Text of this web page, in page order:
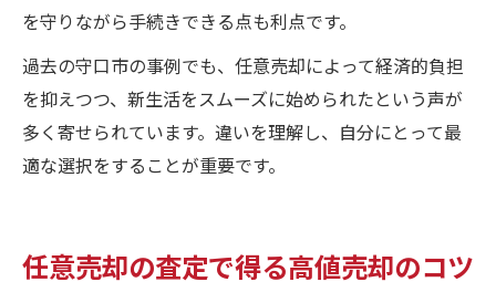
を守りながら手続きできる点も利点です。
過去の守口市の事例でも、任意売却によって経済的負担
を抑えつつ、新生活をスムーズに始められたという声が
多く寄せられています。違いを理解し、自分にとって最
適な選択をすることが重要です。
任意売却の査定で得る高値売却のコツ